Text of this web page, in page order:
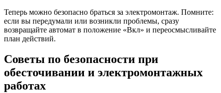
Теперь можно безопасно браться за электромонтаж. Помните:
если вы передумали или возникли проблемы, сразу
возвращайте автомат в положение «Вкл» и переосмысливайте
план действий.
Советы по безопасности при
обесточивании и электромонтажных
работах